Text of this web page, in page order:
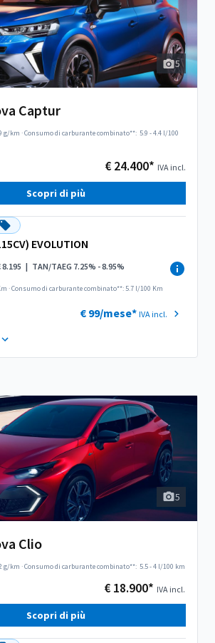
5
Captur
g/km ·Consumo di carburante combinato**: 5.9 - 4.4 l/100
€ 24.400* IVA incl.
Scopri di più
EVOLUTION
| TAN/TAEG 7.25% - 8.95%
·Consumo di carburante combinato**: 5.7 l/100 Km
€ 99/mese* IVA incl.
5
Clio
g/km ·Consumo di carburante combinato**: 5.5 - 4 l/100 km
€ 18.900* IVA incl.
Scopri di più